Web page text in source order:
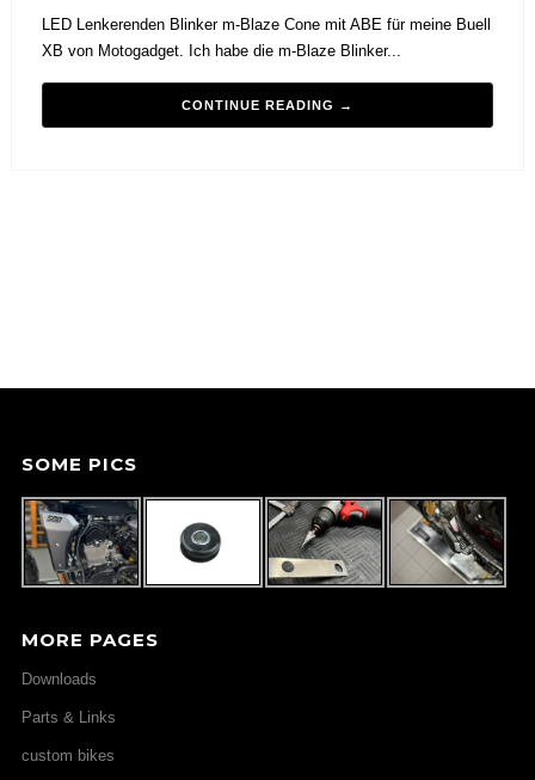
LED Lenkerenden Blinker m-Blaze Cone mit ABE für meine Buell
XB von Motogadget. Ich habe die m-Blaze Blinker...
CONTINUE READING →
SOME PICS
MORE PAGES
Downloads
Parts & Links
custom bikes